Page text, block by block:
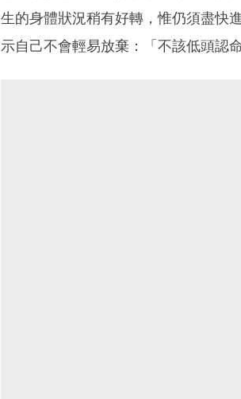
生的身體狀況稍有好轉，惟仍須盡快
示自己不會輕易放棄：「不該低頭認